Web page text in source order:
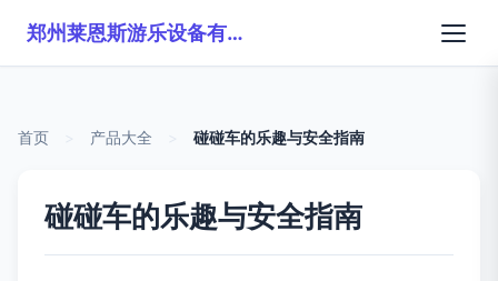
郑州莱恩斯游乐设备有限公司
首页 产品大全 碰碰车的乐趣与安全指南
碰碰车的乐趣与安全指南